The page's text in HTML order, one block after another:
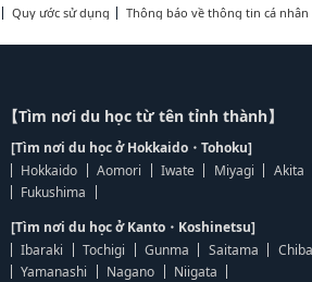
Quy ước sử dụng
Thông báo về thông tin cá nhân
【Tìm nơi du học từ tên tỉnh thành】
[Tìm nơi du học ở Hokkaido・Tohoku]
Hokkaido
Aomori Iwate Miyagi Akita
Fukushima
[Tìm nơi du học ở Kanto・Koshinetsu]
Ibaraki
Tochigi Gunma Saitama Chiba
Yamanashi
Nagano
Niigata